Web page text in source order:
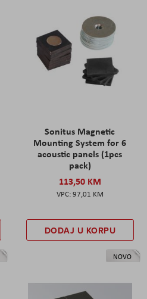
Sonitus Magnetic
Mounting System for 6
acoustic panels (1pcs
pack)
113,50 KM
97,01 KM
DODAJ U KORPU
NOVO